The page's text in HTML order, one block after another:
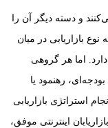
و دسته دیگر آن را
نوع بازاریابی در میان
اما هر گروهی
رهنمود یا
استراتژی بازاریابی
اینترنتی موفق،